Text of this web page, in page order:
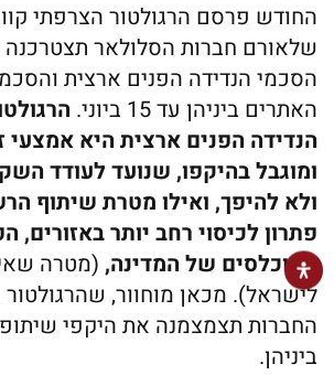
החודש פרסם הרגולטור הצרפתי
שלאורם חברות הסלולאר
הסכמי הנדידה הפנים ארצית
האתרים ביניהן עד 15 ביוני.
הנדידה הפנים ארצית היא אמצעי
ומוגבל בהיקפו, שנועד לעודד
ולא להיפך, ואילו מטרת שיתוף
פתרון לכיסוי רחב יותר באזורים,
מאוכלסים של המדינה, (מטרה
לישראל). מכאן מוחוור,
החברות תצמצמנה את היקפי
ביניהן.